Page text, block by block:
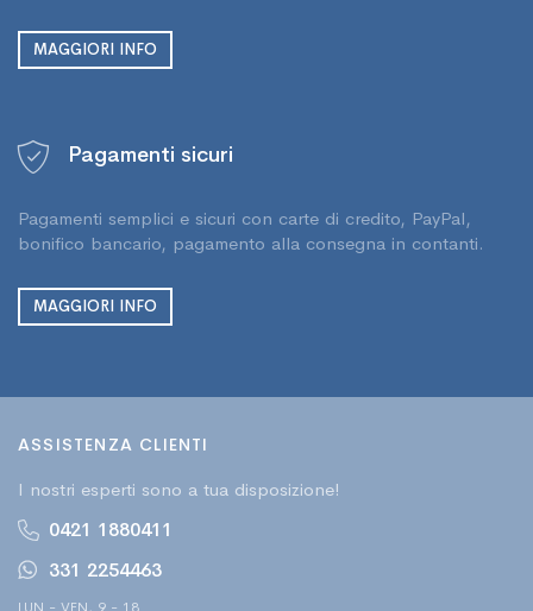
MAGGIORI INFO
Pagamenti sicuri
Pagamenti semplici e sicuri con carte di credito, PayPal,
bonifico bancario, pagamento alla consegna in contanti.
MAGGIORI INFO
ASSISTENZA CLIENTI
I nostri esperti sono a tua disposizione!
0421 1880411
331 2254463